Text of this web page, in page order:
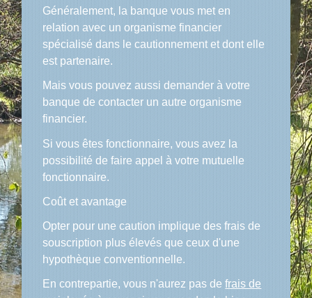
Généralement, la banque vous met en
relation avec un organisme financier
spécialisé dans le cautionnement et dont elle
est partenaire.
Mais vous pouvez aussi demander à votre
banque de contacter un autre organisme
financier.
Si vous êtes fonctionnaire, vous avez la
possibilité de faire appel à votre mutuelle
fonctionnaire.
Coût et avantage
Opter pour une caution implique des frais de
souscription plus élevés que ceux d'une
hypothèque conventionnelle.
En contrepartie, vous n'aurez pas defrais de